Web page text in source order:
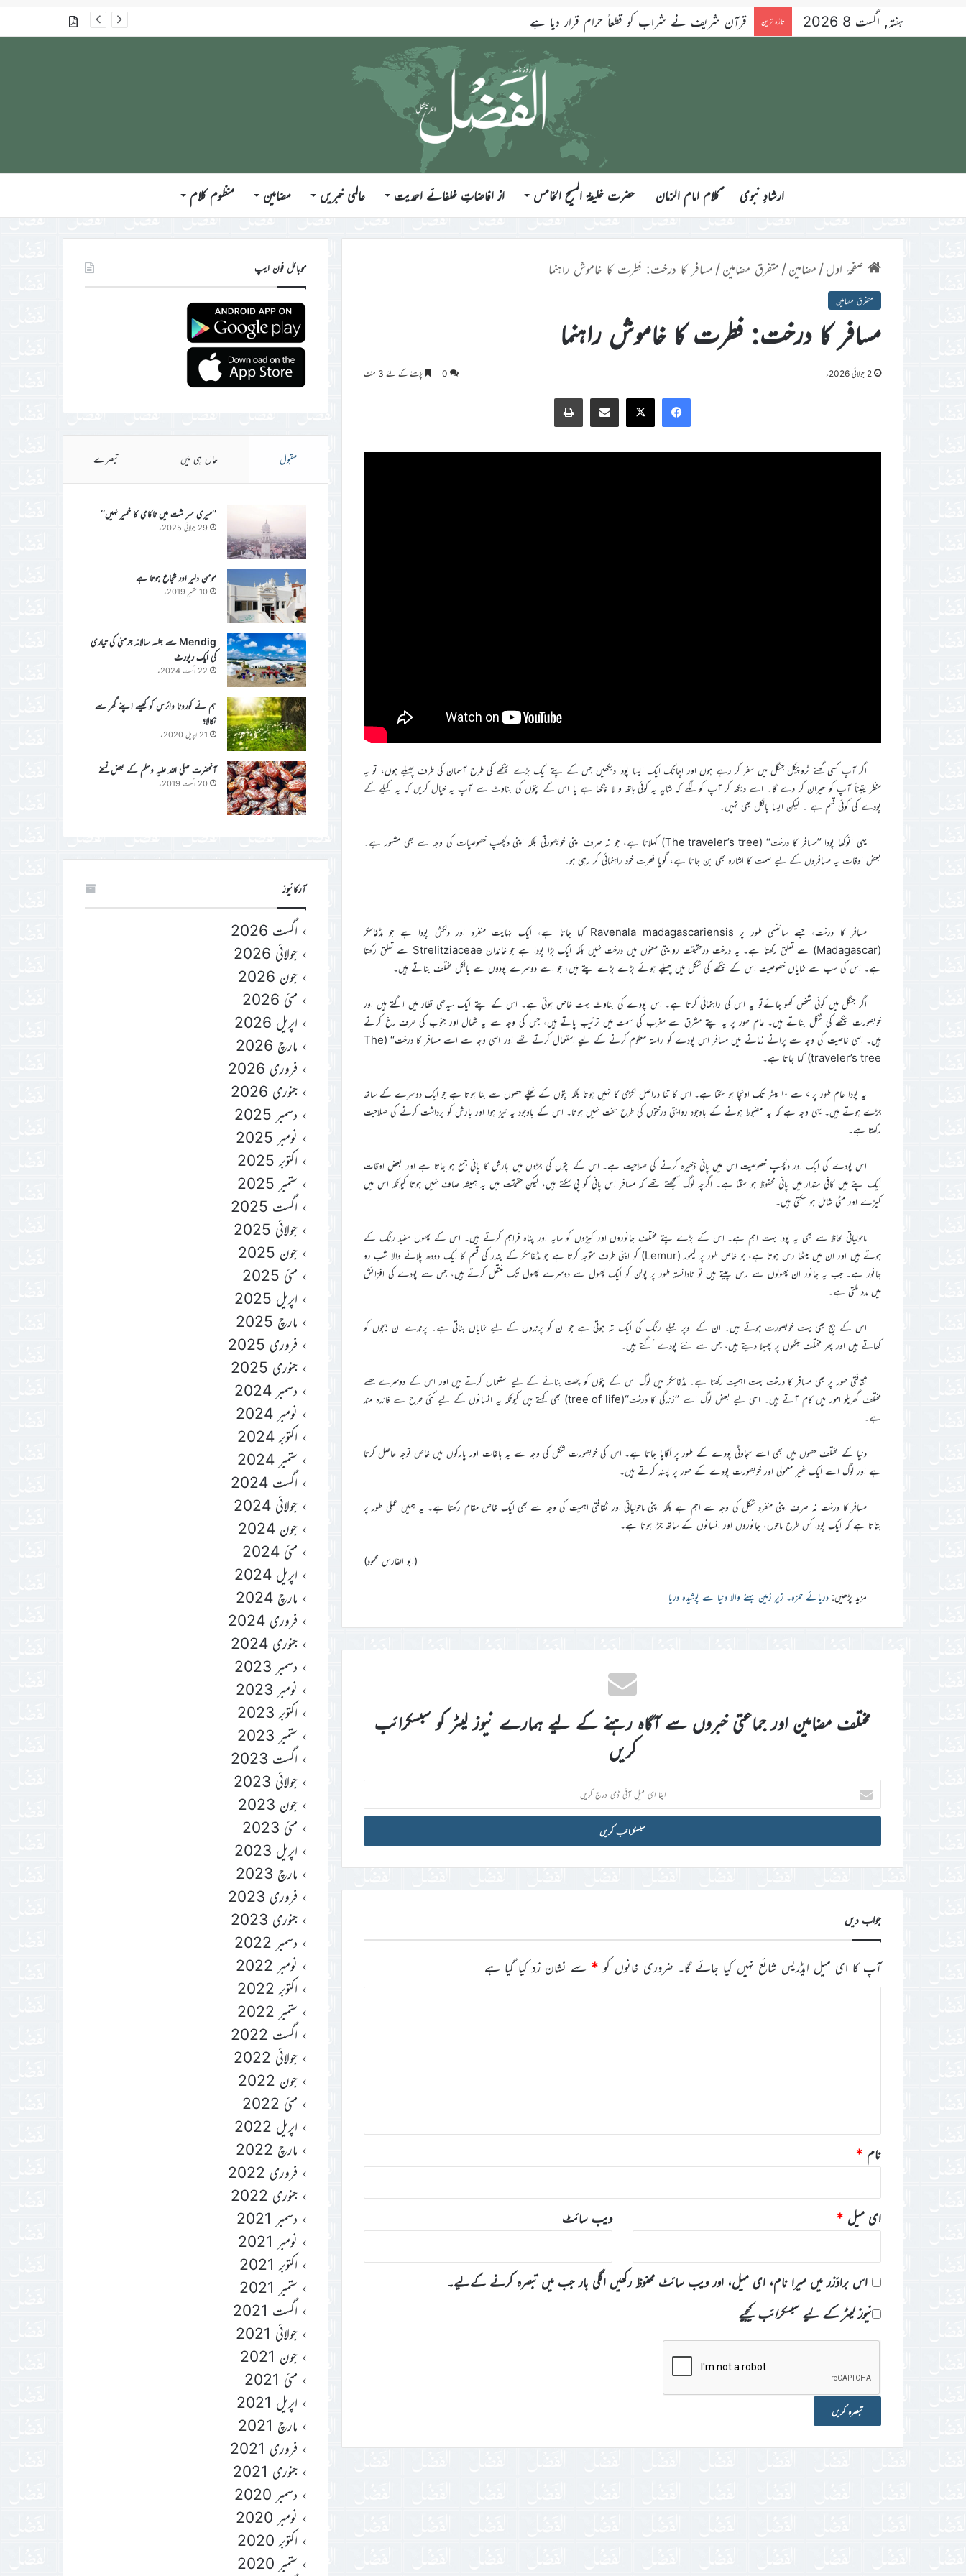
ہفتہ, اگست 8 2026 تازہ ترین قرآن شریف نے شراب کو قطعاً حرام قرار دیا ہے گذشتہ شمارے
ارشادِ نبوی ؑکلام امام الزمان حضرت خلیفۃ المسیح الخامس از افاضاتِ خلفائے احمدیت عالمی خبریں مضامین منظوم کلام
صفحۂ اول/ مضامین/ متفرق مضامین/ مسافر کا درخت: فطرت کا خاموش راہنما
متفرق مضامین
مسافر کا درخت: فطرت کا خاموش راہنما
2 جولائی 2026ء 0 پڑھنے کے لئے 3 منٹ
Facebook
X
Share via Email
Print
اگر آپ کسی گھنے ٹروپیکل جنگل میں سفر کر رہے ہوں اور اچانک ایک ایسا پودا دیکھیں جس کے پتے ایک بڑے پنکھے کی طرح آسمان کی طرف پھیلے ہوں، تو یہ
منظر یقیناً آپ کو حیران کر دے گا۔ اسے دیکھ کر آپ کو لگے کہ شاید یہ کوئی ہاتھ والا پنکھا ہے یا اس کے پتوں کی بناوٹ سے آپ یہ خیال کریں کہ یہ کیلے کے
پودے کی کوئی قسم ہے ۔ لیکن ایسا بالکل بھی نہیں۔
یہی انوکھا پودا ’’مسافر کا درخت‘‘ (The traveler’s tree) کہلاتا ہے، جو نہ صرف اپنی خوبصورتی بلکہ اپنی دلچسپ خصوصیات کی وجہ سے بھی مشہور ہے۔
بعض اوقات یہ مسافروں کے لیے سمت کا اشارہ بھی بن جاتا ہے، گویا فطرت خود راہنمائی کر رہی ہو۔
مسافر کا درخت، جسے سائنسی طور پر Ravenala madagascariensis کہا جاتا ہے، ایک نہایت منفرد اور دلکش پودا ہے جو مڈغاسکر
(Madagascar) سے تعلق رکھتا ہے۔ یہ درخت درحقیقت روایتی معنوں میں درخت نہیں بلکہ ایک بڑا پودا ہے جو خاندان Strelitziaceae سے تعلق رکھتا
ہے۔ اس کی سب سے نمایاں خصوصیت اس کے پنکھے کی شکل میں پھیلے ہوئے بڑے بڑے پتے ہیں، جو اسے دوسرے پودوں سے بالکل مختلف بناتے ہیں۔
اگر جنگل میں کوئی شخص کھو جائےتو یہ اس کی راہنمائی کرتا ہے۔ اس پودے کی بناوٹ بہت خاص ہوتی ہے۔ اس کے پتے ایک سیدھی قطار میں اگتے ہیں اور
خوبصورت پنکھے کی شکل بناتے ہیں۔ عام طور پر یہ پتے مشرق سے مغرب کی سمت میں ترتیب پاتے ہیں، جس کی وجہ سے یہ شمال اور جنوب کی طرف رخ کرتے
ہیں۔ اسی خاصیت کی وجہ سے پرانے زمانے میں مسافر اس پودے کو راستہ معلوم کرنے کے لیے استعمال کرتے تھے اور اسی وجہ سے اسے مسافر کا درخت‘‘ (The
traveler’s tree) کہا جاتا ہے۔
یہ پودا عام طور پر ۷ سے ۱۰ میٹر تک اونچا ہو سکتا ہے۔ اس کا تنا دراصل لکڑی کا نہیں ہوتا بلکہ پتوں کے نچلے حصوں سے بنا ہوتا ہے جو ایک دوسرے کے ساتھ
جڑے ہوتے ہیں۔ یہی وجہ ہے کہ یہ مضبوط ہونے کے باوجود روایتی درختوں کی طرح سخت نہیں ہوتا۔ اس کے باوجود یہ تیز ہوا اور بارش کو برداشت کرنے کی صلاحیت
رکھتا ہے۔
اس پودے کی ایک اور دلچسپ خصوصیت اس میں پانی ذخیرہ کرنے کی صلاحیت ہے۔ اس کے پتوں کی جڑوں میں بارش کا پانی جمع ہو جاتا ہے اور بعض اوقات
ایک پتے میں کافی مقدار میں پانی محفوظ ہو سکتا ہے۔ اگرچہ لوگ سمجھتے تھے کہ مسافر اس پانی کو پی سکتے ہیں، لیکن حقیقت میں یہ ہمیشہ صاف نہیں ہوتا کیونکہ اس میں
کیڑے اور مٹی شامل ہو سکتی ہیں۔
ماحولیاتی لحاظ سے بھی یہ پودا بہت اہم ہے۔ اس کے بڑے پتے مختلف جانوروں اور کیڑوں کو سایہ اور پناہ فراہم کرتے ہیں۔ اس کے پھول سفید رنگ کے
ہوتے ہیں اور ان میں میٹھا رس ہوتا ہے، جو خاص طور پر لیمور (Lemur) کو اپنی طرف متوجہ کرتا ہے جو مڈغاسکر کے بندر کی قسم کا ایک دودھ پلانے والا شب رو
جانور ہے۔ جب یہ جانور ان پھولوں سے رس پیتے ہیں تو نادانستہ طور پر پولن کو ایک پھول سے دوسرے پھول تک منتقل کرتے ہیں، جس سے پودے کی افزائش
میں مدد ملتی ہے۔
اس کے بیج بھی بہت خوبصورت ہوتے ہیں۔ ان کے اوپر نیلے رنگ کی ایک تہ ہوتی ہے جو ان کو پرندوں کے لیے نمایاں بناتی ہے۔ پرندے ان بیجوں کو
کھاتے ہیں اور پھر مختلف جگہوں پر پھیلا دیتے ہیں، جس سے نئے پودے اُگتے ہیں۔
ثقافتی طور پر بھی مسافر کا درخت بہت اہمیت رکھتا ہے۔ مڈغاسکر میں لوگ اس کے پتوں کو چھت بنانے کے لیے استعمال کرتے ہیں اور اس کے دوسرے حصے
مختلف گھریلو امور میں کام آتے ہیں۔ اسی لیے بعض لوگ اسے ’’زندگی کا درخت‘‘(tree of life) بھی کہتے ہیں کیونکہ یہ انسانوں کے لیے کئی طرح سے فائدہ مند
ہے۔
دنیا کے مختلف حصوں میں بھی اسے سجاوٹی پودے کے طور پر اُگایا جاتا ہے۔ اس کی خوبصورت شکل کی وجہ سے یہ باغات اور پارکوں میں خاص توجہ حاصل کرتا
ہے اور لوگ اسے ایک غیر معمولی اور خوبصورت پودے کے طور پر پسند کرتے ہیں۔
مسافر کا درخت نہ صرف اپنی منفرد شکل کی وجہ سے اہم ہے بلکہ اپنی ماحولیاتی اور ثقافتی اہمیت کی وجہ سے بھی ایک خاص مقام رکھتا ہے۔ یہ ہمیں عملی طور پر
بتاتا ہے کہ ایک پودا کس طرح ماحول، جانوروں اور انسانوں کے ساتھ جڑا ہوتا ہے۔
(ابو الفارس محمود)
مزید پڑھیں: دریائے حمزہ۔ زیرِ زمین بہنے والا دنیا سے پوشیدہ دریا
مختلف مضامین اور جماعتی خبروں سے آگاہ رہنے کے لیے ہمارے نیوز لیٹر کو سبسکرائب
کریں
اپنا
ای
میل
ڈی
جواب دیں
آپ کا ای میل ایڈریس شائع نہیں کیا جائے گا۔ ضروری خانوں کو * سے نشان زد کیا گیا ہے
نام *
ای میل * ویب‌ سائٹ
اس براؤزر میں میرا نام، ای میل، اور ویب سائٹ محفوظ رکھیں اگلی بار جب میں تبصرہ کرنے کےلیے۔
نیوز لیٹر کے لیے سبسکرائب کیجیے
موبائل فون ایپ
مقبول حال ہی میں تبصرے
’’میری سر شت میں ناکامی کا خمیر نہیں‘‘
29 جولائی 2025ء
مومن دلیر اور شجاع ہوتا ہے
10 ستمبر 2019ء
Mendig سے جلسہ سالانہ جرمنی کی تیاری
کی ایک رپورٹ
22 اگست 2024ء
ہم نے کورونا وائرس کو کیسے اپنے گھر سے
نکالا؟
21 اپریل 2020ء
آنحضرت صلی اللہ علیہ وسلم کے بعض نسخے
20 اگست 2019ء
آرکائیوز
اگست 2026
جولائی 2026
جون 2026
مئی 2026
اپریل 2026
مارچ 2026
فروری 2026
جنوری 2026
دسمبر 2025
نومبر 2025
اکتوبر 2025
ستمبر 2025
اگست 2025
جولائی 2025
جون 2025
مئی 2025
اپریل 2025
مارچ 2025
فروری 2025
جنوری 2025
دسمبر 2024
نومبر 2024
اکتوبر 2024
ستمبر 2024
اگست 2024
جولائی 2024
جون 2024
مئی 2024
اپریل 2024
مارچ 2024
فروری 2024
جنوری 2024
دسمبر 2023
نومبر 2023
اکتوبر 2023
ستمبر 2023
اگست 2023
جولائی 2023
جون 2023
مئی 2023
اپریل 2023
مارچ 2023
فروری 2023
جنوری 2023
دسمبر 2022
نومبر 2022
اکتوبر 2022
ستمبر 2022
اگست 2022
جولائی 2022
جون 2022
مئی 2022
اپریل 2022
مارچ 2022
فروری 2022
جنوری 2022
دسمبر 2021
نومبر 2021
اکتوبر 2021
ستمبر 2021
اگست 2021
جولائی 2021
جون 2021
مئی 2021
اپریل 2021
مارچ 2021
فروری 2021
جنوری 2021
دسمبر 2020
نومبر 2020
اکتوبر 2020
ستمبر 2020